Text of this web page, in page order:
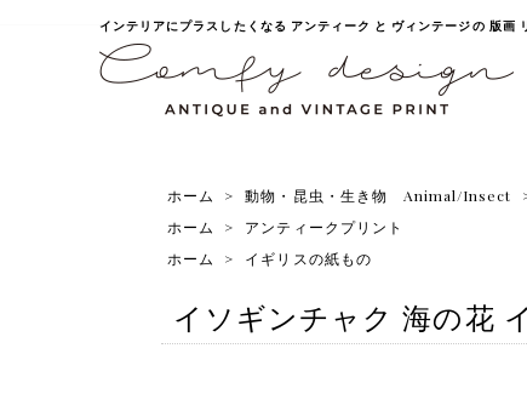
インテリアにプラスしたくなる アンティーク と ヴィンテージの 版
ホーム > 動物・昆虫・生き物 Animal/Insect
ホーム
>
アンティークプリント
ホーム
> イギリスの紙もの
イソギンチャク 海の花